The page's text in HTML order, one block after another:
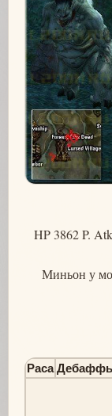
HP 3862 P.
Миньон у
Раса